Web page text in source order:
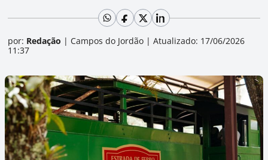
por: Redação | Campos do Jordão | Atualizado: 17/06/2026
11:37